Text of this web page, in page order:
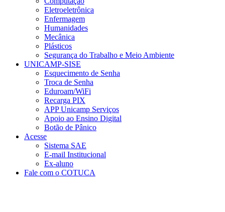
Eletroeletrônica
Enfermagem
Humanidades
Mecânica
Plásticos
Segurança do Trabalho e Meio Ambiente
UNICAMP-SISE
Esquecimento de Senha
Troca de Senha
Eduroam/WiFi
Recarga PIX
APP Unicamp Serviços
Apoio ao Ensino Digital
Botão de Pânico
Acesse
Sistema SAE
E-mail Institucional
Ex-aluno
Fale com o COTUCA